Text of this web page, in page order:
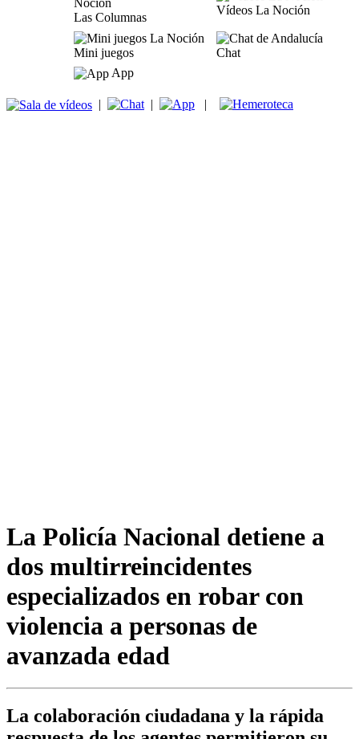
Las Columnas
Vídeos La Noción
Mini juegos
Chat
App
| | |
La Policía Nacional detiene a
dos multirreincidentes
especializados en robar con
violencia a personas de
avanzada edad
La colaboración ciudadana y la rápida